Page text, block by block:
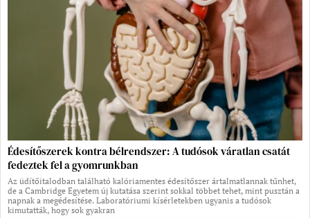
Édesítőszerek kontra bélrendszer: A tudósok váratlan csatát
fedeztek fel a gyomrunkban
Az üdítőitalodban található kalóriamentes édesítőszer ártalmatlannak tűnhet,
de a Cambridge Egyetem új kutatása szerint sokkal többet tehet, mint pusztán a
napnak a megédesítése. Laboratóriumi kísérletekben ugyanis a tudósok
kimutatták, hogy sok gyakran